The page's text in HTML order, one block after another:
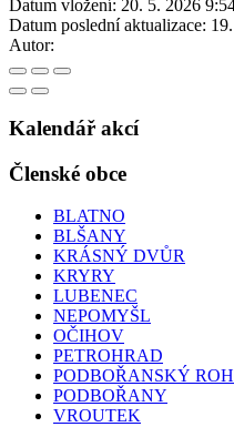
Datum vložení: 20. 5. 2026
Datum poslední aktualizace:
Autor:
Kalendář akcí
Členské obce
BLATNO
BLŠANY
KRÁSNÝ DVŮR
KRYRY
LUBENEC
NEPOMYŠL
OČIHOV
PETROHRAD
PODBOŘANSKÝ
PODBOŘANY
VROUTEK